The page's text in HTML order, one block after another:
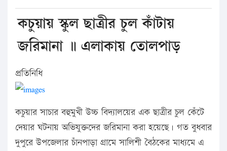
কচুয়ায় স্কুল ছাত্রীর চুল কাঁটায়
জরিমানা ॥ এলাকায় তোলপাড়
প্রতিনিধি
কচুয়ার সাচার বহুমুখী উচ্চ বিদ্যালয়ের এক ছাত্রীর চুল কেঁটে
দেয়ার ঘটনায় অভিযুক্তদের জরিমানা করা হয়েছে। গত বুধবার
দুপুরে উপজেলার চাঁনপাড়া গ্রামে সালিশী বৈঠকের মাধ্যমে এ